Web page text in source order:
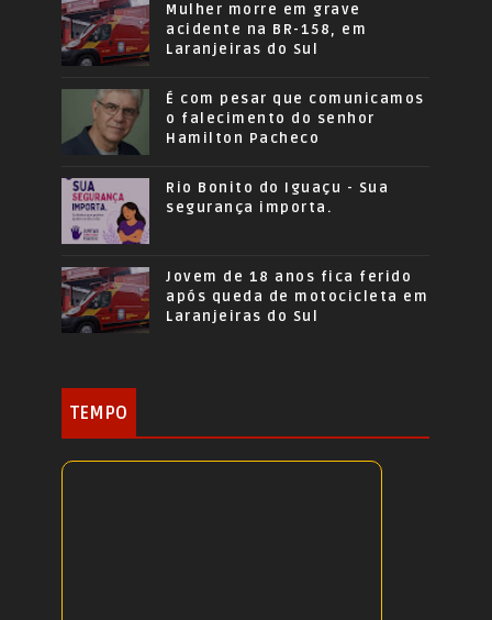
Mulher morre em grave
acidente na BR-158, em
Laranjeiras do Sul
É com pesar que comunicamos
o falecimento do senhor
Hamilton Pacheco
Rio Bonito do Iguaçu - Sua
segurança importa.
Jovem de 18 anos fica ferido
após queda de motocicleta em
Laranjeiras do Sul
TEMPO